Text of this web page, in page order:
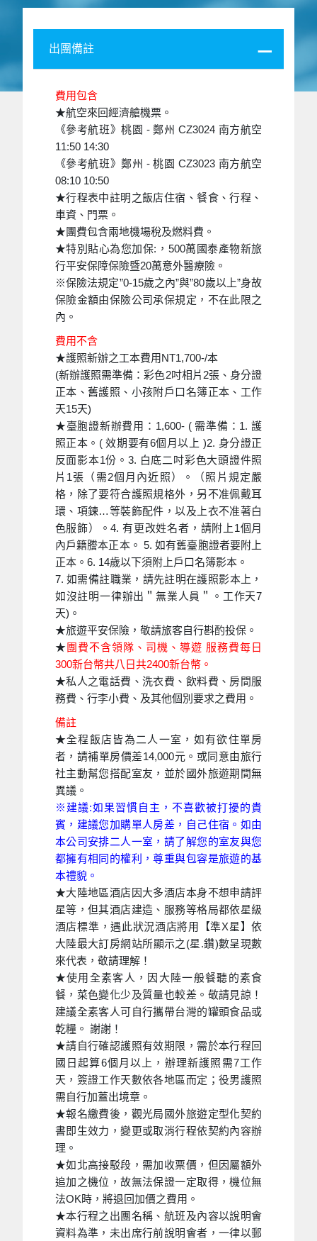
出團備註
費用包含
★航空來回經濟艙機票。
《參考航班》桃園 - 鄭州 CZ3024 南方航空
11:50 14:30
《參考航班》鄭州 - 桃園 CZ3023 南方航空
08:10 10:50
★行程表中註明之飯店住宿、餐食、行程、
車資、門票。
★團費包含兩地機場稅及燃料費。
★特別貼心為您加保:，500萬國泰產物新旅
行平安保障保險暨20萬意外醫療險。
※保險法規定”0-15歲之內”與”80歲以上”身故
保險金額由保險公司承保規定，不在此限之
內。
費用不含
★護照新辦之工本費用NT1,700-/本
(新辦護照需準備：彩色2吋相片2張、身分證
正本、舊護照、小孩附戶口名簿正本、工作
天15天)
★臺胞證新辦費用：1,600- ( 需準備：1. 護
照正本。( 效期要有6個月以上 )2. 身分證正
反面影本1份。3. 白底二吋彩色大頭證件照
片1張（需2個月內近照）。（照片規定嚴
格，除了要符合護照規格外，另不准佩戴耳
環、項鍊…等裝飾配件，以及上衣不准著白
色服飾）。4. 有更改姓名者，請附上1個月
內戶籍謄本正本。 5. 如有舊臺胞證者要附上
正本。6. 14歲以下須附上戶口名簿影本。
7. 如需備註職業，請先註明在護照影本上，
如沒註明一律辦出＂無業人員＂。工作天7
天)。
★旅遊平安保險，敬請旅客自行斟酌投保。
★ 團費不含領隊、司機、導遊 服務費每日
300新台幣共八日共2400新台幣。
★私人之電話費、洗衣費、飲料費、房間服
務費、行李小費、及其他個別要求之費用。
備註
★全程飯店皆為二人一室，如有欲住單房
者，請補單房價差14,000元。或同意由旅行
社主動幫您搭配室友，並於國外旅遊期間無
異議。
※建議:如果習慣自主，不喜歡被打擾的貴
賓，建議您加購單人房差，自己住宿。如由
本公司安排二人一室，請了解您的室友與您
都擁有相同的權利，尊重與包容是旅遊的基
本禮貌。
★大陸地區酒店因大多酒店本身不想申請評
星等，但其酒店建造、服務等格局都依星級
酒店標準，遇此狀況酒店將用【準X星】依
大陸最大訂房網站所顯示之(星.鑽)數呈現數
來代表，敬請理解！
★使用全素客人，因大陸一般餐聽的素食
餐，菜色變化少及質量也較差。敬請見諒！
建議全素客人可自行攜帶台灣的罐頭食品或
乾糧。 謝謝！
★請自行確認護照有效期限，需於本行程回
國日起算6個月以上，辦理新護照需7工作
天，簽證工作天數依各地區而定；役男護照
需自行加蓋出境章。
★報名繳費後，觀光局國外旅遊定型化契約
書即生效力，變更或取消行程依契約內容辦
理。
★如北高接駁段，需加收票價，但因屬額外
追加之機位，故無法保證一定取得，機位無
法OK時，將退回加價之費用。
★本行程之出團名稱、航班及內容以說明會
資料為準，未出席行前說明會者，一律以郵